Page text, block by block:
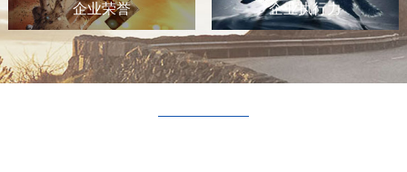
企业荣誉 企业执行力